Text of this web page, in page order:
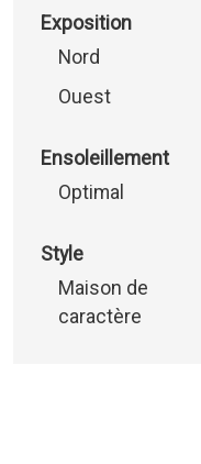
Exposition
Nord
Ouest
Ensoleillement
Optimal
Style
Maison de
caractère